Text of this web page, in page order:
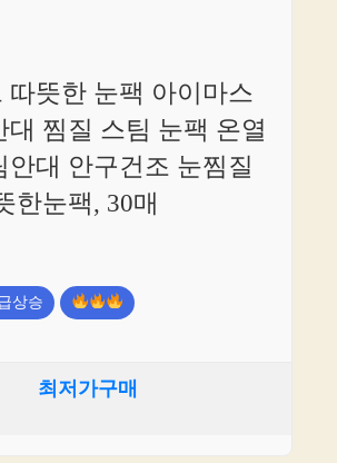
따뜻한 눈팩 아이마스
대 찜질 스팀 눈팩 온열
안대 안구건조 눈찜질
한눈팩, 30매
상승
최저가구매